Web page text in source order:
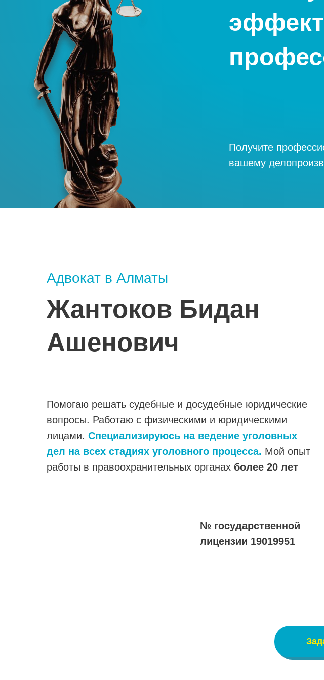
Получите
вашему
Помогаю решать судебные и досудебные юридические
вопросы. Работаю с физическими и юридическими
лицами. Специализируюсь на ведение уголовных
дел на всех стадиях уголовного процесса. Мой опыт
работы в правоохранительных органах более 20 лет
Жантоков Бидан
Ашенович
Адвокат в Алматы
№ государственной
лицензии 19019951